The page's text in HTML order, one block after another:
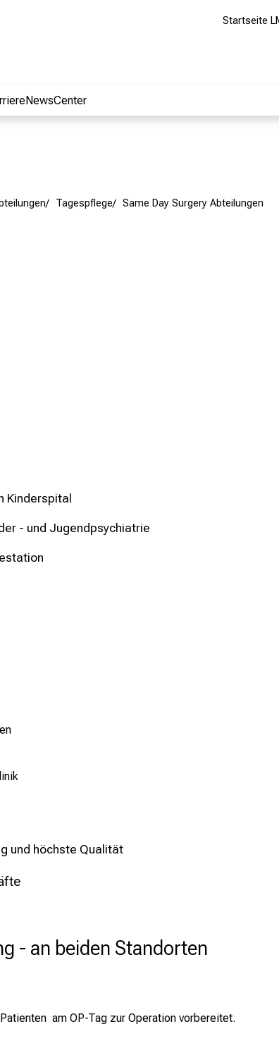
Startseite
NewsCenter
Tagespflege Same Day Surgery Abteilungen
Kinderspital
- und Jugendpsychiatrie
und höchste Qualität
- an beiden Standorten
am OP-Tag zur Operation vorbereitet.